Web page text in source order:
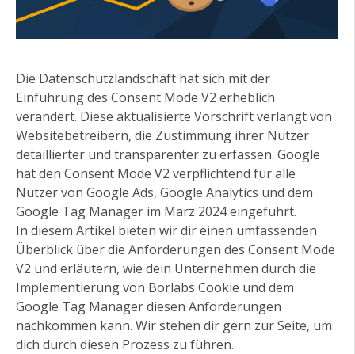
Die Datenschutzlandschaft hat sich mit der
Einführung des Consent Mode V2 erheblich
verändert. Diese aktualisierte Vorschrift verlangt von
Websitebetreibern, die Zustimmung ihrer Nutzer
detaillierter und transparenter zu erfassen. Google
hat den Consent Mode V2 verpflichtend für alle
Nutzer von Google Ads, Google Analytics und dem
Google Tag Manager im März 2024 eingeführt.
In diesem Artikel bieten wir dir einen umfassenden
Überblick über die Anforderungen des Consent Mode
V2 und erläutern, wie dein Unternehmen durch die
Implementierung von Borlabs Cookie und dem
Google Tag Manager diesen Anforderungen
nachkommen kann. Wir stehen dir gern zur Seite, um
dich durch diesen Prozess zu führen.